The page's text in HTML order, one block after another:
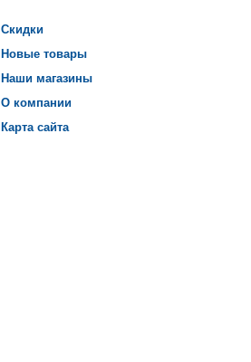
Скидки
Новые товары
Наши магазины
О компании
Карта сайта